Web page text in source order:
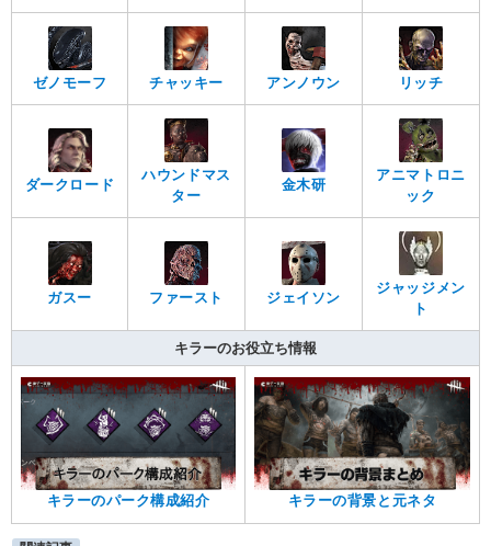
ゼノモーフ チャッキー アンノウン リッチ
ダークロード
ハウンドマス
ター
金木研
アニマトロニ
ック
ガスー ファースト ジェイソン
ジャッジメン
ト
キラーのお役立ち情報
キラーのパーク構成紹介 キラーの背景と元ネタ